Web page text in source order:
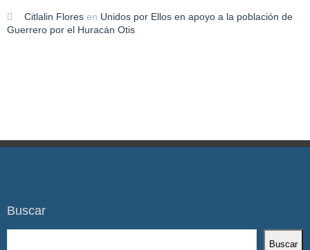
Citlalin Flores en Unidos por Ellos en apoyo a la población de
Guerrero por el Huracán Otis
Buscar
Buscar